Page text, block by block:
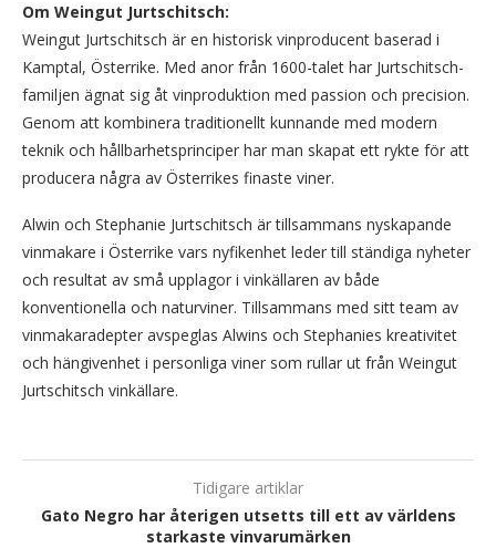
Om Weingut Jurtschitsch:
Weingut Jurtschitsch är en historisk vinproducent baserad i
Kamptal, Österrike. Med anor från 1600-talet har Jurtschitsch-
familjen ägnat sig åt vinproduktion med passion och precision.
Genom att kombinera traditionellt kunnande med modern
teknik och hållbarhetsprinciper har man skapat ett rykte för att
producera några av Österrikes finaste viner.
Alwin och Stephanie Jurtschitsch är tillsammans nyskapande
vinmakare i Österrike vars nyfikenhet leder till ständiga nyheter
och resultat av små upplagor i vinkällaren av både
konventionella och naturviner. Tillsammans med sitt team av
vinmakaradepter avspeglas Alwins och Stephanies kreativitet
och hängivenhet i personliga viner som rullar ut från Weingut
Jurtschitsch vinkällare.
Tidigare artiklar
Gato Negro har återigen utsetts till ett av världens
starkaste vinvarumärken